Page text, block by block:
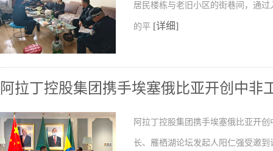
居民楼栋与老旧小区的街巷间，通
的平 [详细]
阿拉丁控股集团携手埃塞俄比亚开创中非
阿拉丁控股集团携手埃塞俄比亚开
长、雁栖湖论坛发起人阳仁强受邀